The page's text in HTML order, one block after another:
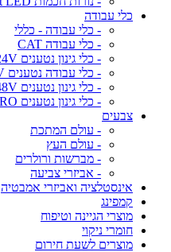
כלי עבודה
- כלי עבודה - כללי
- כלי עבודה CAT
- כלי גינון נטענים 24V
- כלי עבודה נטענים 24V
- כלי גינון נטענים 48V
- כלי גינון נטענים 80V PRO
צבעים
- עולם המתכת
- עולם העץ
- מברשות ורולרים
- אביזרי צביעה
אינסטלציה ואביזרי אמבטיה
קמפינג
מוצרי הגיינה וטיפוח
חומרי ניקוי
מוצרים לשעת חירום